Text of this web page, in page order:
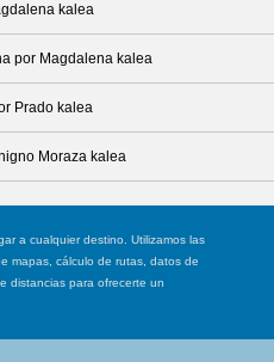
kalea
por Magdalena kalea
Prado kalea
Moraza kalea
a cualquier destino. Utilizamos las
mapas, cálculo de rutas, datos de
distancias para ofrecerte un